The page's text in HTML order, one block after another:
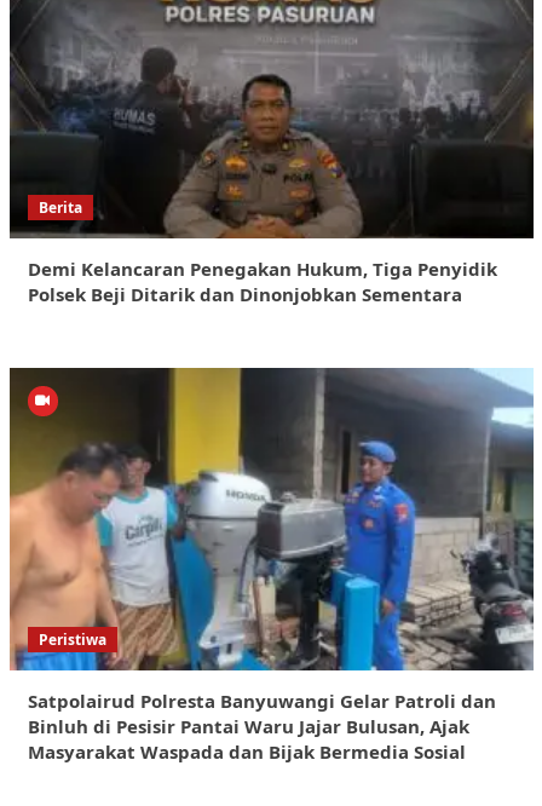
Berita
Demi Kelancaran Penegakan Hukum, Tiga Penyidik
Polsek Beji Ditarik dan Dinonjobkan Sementara
Peristiwa
Satpolairud Polresta Banyuwangi Gelar Patroli dan
Binluh di Pesisir Pantai Waru Jajar Bulusan, Ajak
Masyarakat Waspada dan Bijak Bermedia Sosial